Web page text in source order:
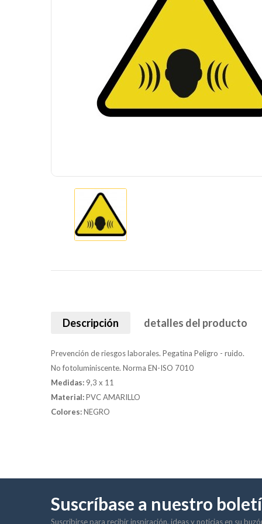
Descripción detalles del producto
Prevención de riesgos laborales. Pegatina Peligro - ruido.
No fotoluminiscente. Norma EN-ISO 7010
Medidas: 9,3 x 11
Material:PVC AMARILLO
Colores:NEGRO
Suscríbase a nuestro
Suscribirse para recibir inspiración, ideas y noticias en su